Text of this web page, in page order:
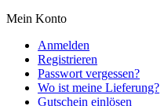
Mein Konto
Anmelden
Registrieren
Passwort vergessen?
Wo ist meine Lieferung?
Gutschein einlösen